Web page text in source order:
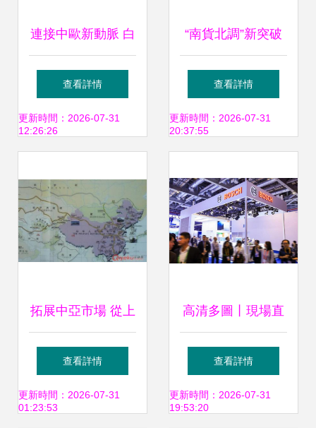
連接中歐新動脈 白
羅斯國際運輸推出
創新多式聯運集裝
查看詳情
更新時間：2026-07-31
12:26:26
“南貨北調”新突破
首批廣東瓷磚建材
經多式聯運抵濟寧
查看詳情
更新時間：2026-07-31
20:37:55
拓展中亞市場 從上
海到比什凱克的高
效鐵路貨運解決方
查看詳情
更新時間：2026-07-31
01:23:53
高清多圖丨現場直
擊長寧風采 多式聯
運服務的樞紐力量
查看詳情
更新時間：2026-07-31
19:53:20